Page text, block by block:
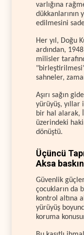
varlığına
dükkanlarının
edilmesini
Her yıl, Doğu
ardından,
milisler
"birleştirilmesi"
sahneler,
Aşırı sağın
yürüyüş, yıllar
bir hal alarak,
üzerindeki
dönüştü.
Üçüncü
Aksa
Güvenlik
çocukların da
kontrol altına
yürüyüş
koruma